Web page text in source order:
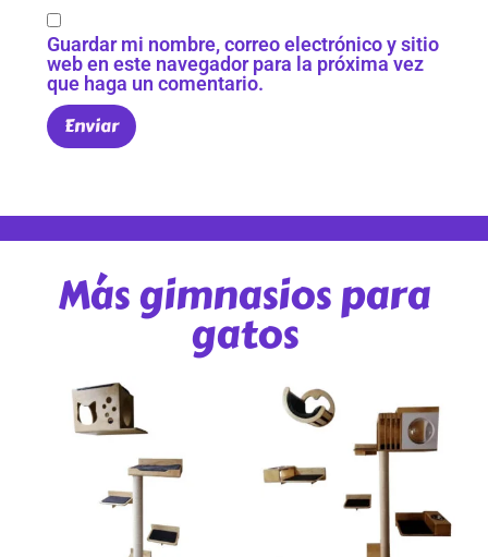
Guardar mi nombre, correo electrónico y sitio
web en este navegador para la próxima vez
que haga un comentario.
Más gimnasios para
gatos